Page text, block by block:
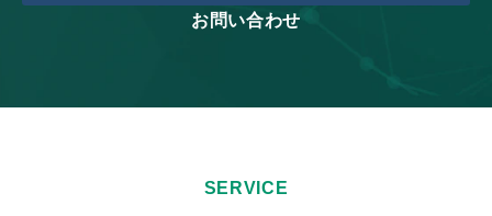
よくあるご質問
お問い合わせ
SERVICE